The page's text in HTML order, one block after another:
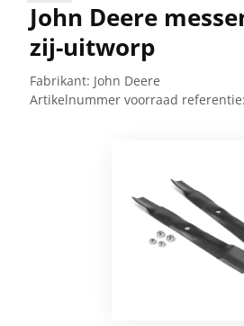
John Deere
zij-uitworp
Fabrikant: John Deere
Artikelnummer voorraad referentie: